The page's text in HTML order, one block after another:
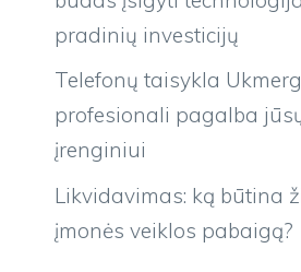
pradinių investicijų
Telefonų taisykla
profesionali pagalba
įrenginiui
Likvidavimas: ką būtina
įmonės veiklos pabaigą?